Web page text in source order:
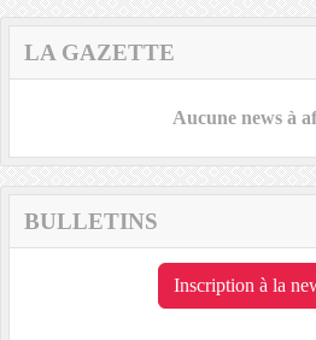
LA GAZETTE
Aucune news à
BULLETINS
Inscription à la